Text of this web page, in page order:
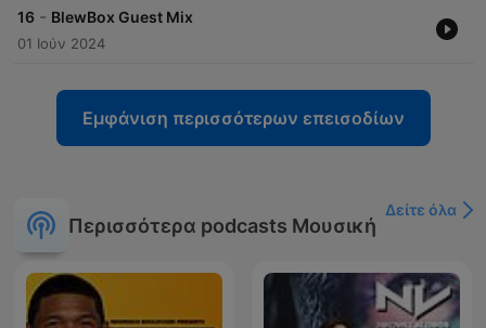
16 - BlewBox Guest Mix
01 Ιούν 2024
Εμφάνιση περισσότερων επεισοδίων
Περισσότερα podcasts Μουσική
Δείτε όλα